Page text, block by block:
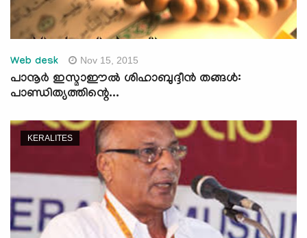
Web desk Nov 15, 2015
പാനൂര്‍ ഇസ്മാഈല്‍ ശിഹാബുദ്ദീന്‍ തങ്ങള്‍:
പാണ്ഡിത്യത്തിന്റെ...
KERALITES